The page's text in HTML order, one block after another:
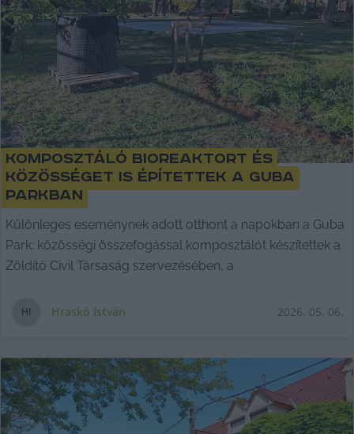
Komposztáló bioreaktort és
közösséget is építettek a Guba
Parkban
Különleges eseménynek adott otthont a napokban a Guba
Park: közösségi összefogással komposztálót készítettek a
Zöldítő Civil Társaság szervezésében, a
HI Hraskó István 2026. 05. 06.